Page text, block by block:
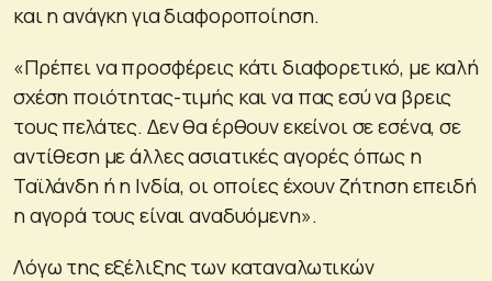
και η ανάγκη για διαφοροποίηση.
«Πρέπει να προσφέρεις κάτι διαφορετικό, με καλή
σχέση ποιότητας-τιμής και να πας εσύ να βρεις
τους πελάτες. Δεν θα έρθουν εκείνοι σε εσένα, σε
αντίθεση με άλλες ασιατικές αγορές όπως η
Ταϊλάνδη ή η Ινδία, οι οποίες έχουν ζήτηση επειδή
η αγορά τους είναι αναδυόμενη».
Λόγω της εξέλιξης των καταναλωτικών